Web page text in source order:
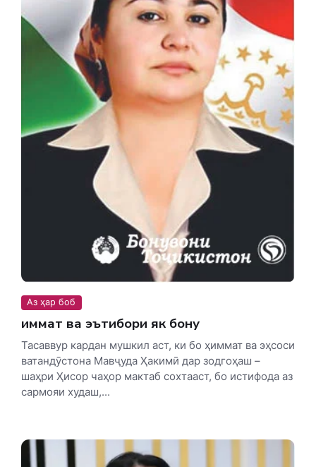
Аз ҳар боб
Ҳиммат ва эътибори як бону
Тасаввур кардан мушкил аст, ки бо ҳиммат ва эҳсоси
ватандӯстона Мавҷуда Ҳакимӣ дар зодгоҳаш –
шаҳри Ҳисор чаҳор мактаб сохтааст, бо истифода аз
сармояи худаш,...